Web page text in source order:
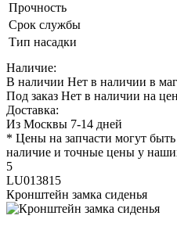
Прочность
Срок службы
Тип насадки
Наличие:
В наличии Нет в наличии в
Под заказ Нет в наличии на
Доставка:
Из Москвы 7-14 дней
* Цены на запчасти могут
наличие и точные цены у
5
LU013815
Кронштейн замка сиденья